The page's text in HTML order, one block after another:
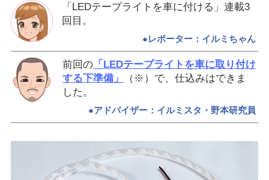
「LEDテープライトを車に付ける」連載3
回目。
●レポーター：イルミちゃん
前回の「LEDテープライトを車に取り付け
する下準備」
（※）で、仕込みはできま
した。
●アドバイザー：イルミスタ・野本研究員